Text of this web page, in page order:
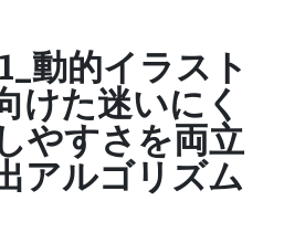
動的イラスト
けた迷いにく
やすさを両立
アルゴリズム